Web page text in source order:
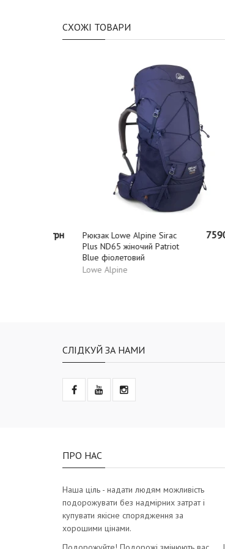
СХОЖІ ТОВАРИ
Рюкзак Lowe Alpine Sirac
Plus ND65 жіночий Patriot
Blue фіолетовий
Lowe Alpine
7590 грн
СЛІДКУЙ ЗА НАМИ
ПРО НАС
Наша ціль - надати людям можливість
подорожувати без надмірних затрат і
купувати якісне спорядження за
хорошими цінами.